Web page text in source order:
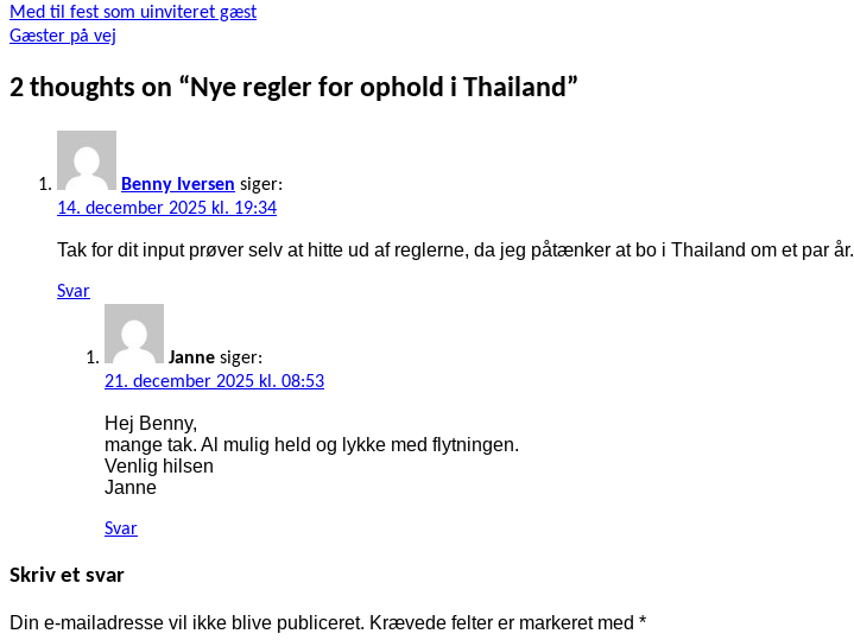
Indlægsnavigation
Med til fest som uinviteret gæst
Gæster på vej
2 thoughts on “ Nye regler for ophold i Thailand ”
Benny Iversen siger:
14. december 2025 kl. 19:34
Tak for dit input prøver selv at hitte ud af reglerne, da jeg påtænker at bo i Thailand om et par år.
Svar
Janne siger:
21. december 2025 kl. 08:53
Hej Benny,
mange tak. Al mulig held og lykke med flytningen.
Venlig hilsen
Janne
Svar
Skriv et svar
Din e-mailadresse vil ikke blive publiceret. Krævede felter er markeret med *